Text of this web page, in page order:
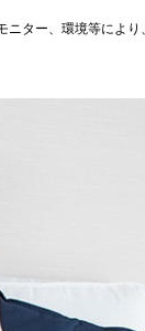
ター、環境等によ